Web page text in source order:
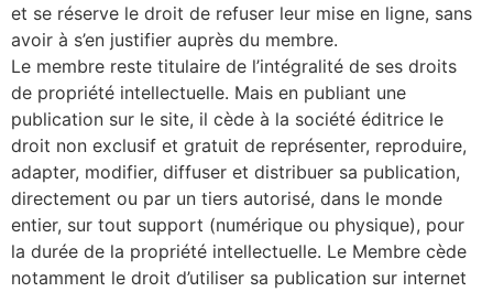
et se réserve le droit de refuser leur mise en ligne, sans
avoir à s’en justifier auprès du membre.
Le membre reste titulaire de l’intégralité de ses droits
de propriété intellectuelle. Mais en publiant une
publication sur le site, il cède à la société éditrice le
droit non exclusif et gratuit de représenter, reproduire,
adapter, modifier, diffuser et distribuer sa publication,
directement ou par un tiers autorisé, dans le monde
entier, sur tout support (numérique ou physique), pour
la durée de la propriété intellectuelle. Le Membre cède
notamment le droit d’utiliser sa publication sur internet